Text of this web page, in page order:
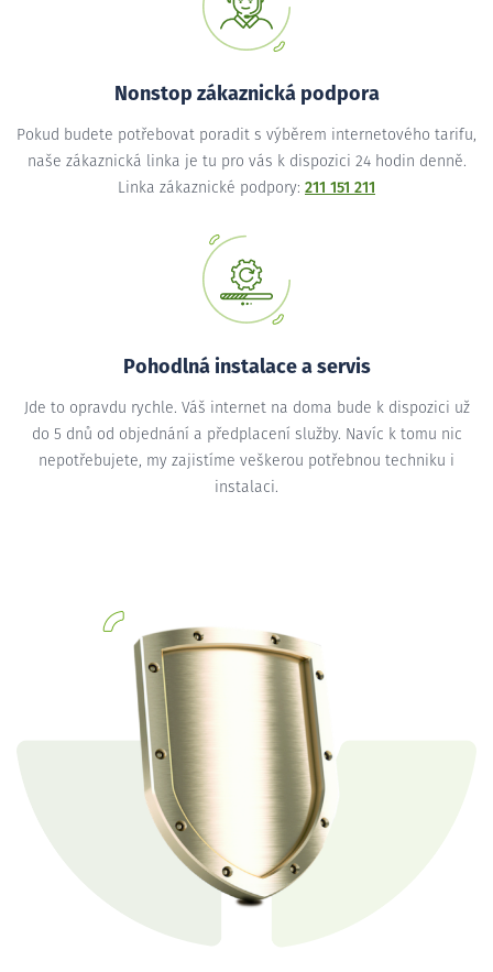
Nonstop zákaznická podpora
Pokud budete potřebovat poradit s výběrem internetového tarifu,
naše zákaznická linka je tu pro vás k dispozici 24 hodin denně.
Linka zákaznické podpory: 211 151 211
Pohodlná instalace a servis
Jde to opravdu rychle. Váš internet na doma bude k dispozici už
do 5 dnů od objednání a předplacení služby. Navíc k tomu nic
nepotřebujete, my zajistíme veškerou potřebnou techniku i
instalaci.